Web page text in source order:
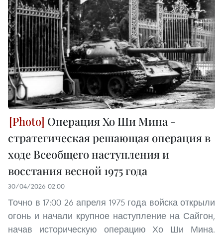
Операция Хо Ши Мина -
стратегическая решающая операция в
ходе Всеобщего наступления и
восстания весной 1975 года
30/04/2026 02:00
Точно в 17:00 26 апреля 1975 года войска открыли
огонь и начали крупное наступление на Сайгон,
начав историческую операцию Хо Ши Мина.